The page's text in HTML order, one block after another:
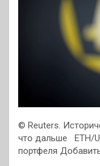
© Reuters.
что дальше
ETH/
портфеля